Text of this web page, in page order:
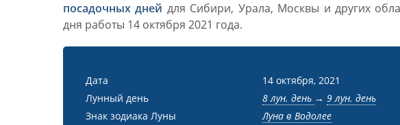
посадочных дней для Сибири, Урала, Москвы и других
дня работы 14 октября 2021 года.
Дата
14 октября, 2021
Лунный день
8 лун. день → 9 лун. день
Знак зодиака Луны
Луна в Водолее